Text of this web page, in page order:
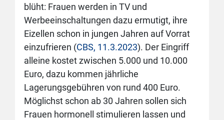
blüht: Frauen werden in TV und
Werbeeinschaltungen dazu ermutigt, ihre
Eizellen schon in jungen Jahren auf Vorrat
einzufrieren (CBS, 11.3.2023). Der Eingriff
alleine kostet zwischen 5.000 und 10.000
Euro, dazu kommen jährliche
Lagerungsgebühren von rund 400 Euro.
Möglichst schon ab 30 Jahren sollen sich
Frauen hormonell stimulieren lassen und